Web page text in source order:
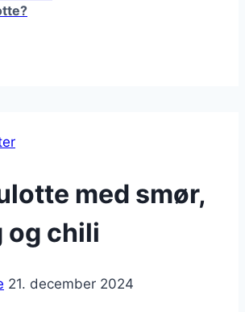
med smør,
og chili
21. december 2024